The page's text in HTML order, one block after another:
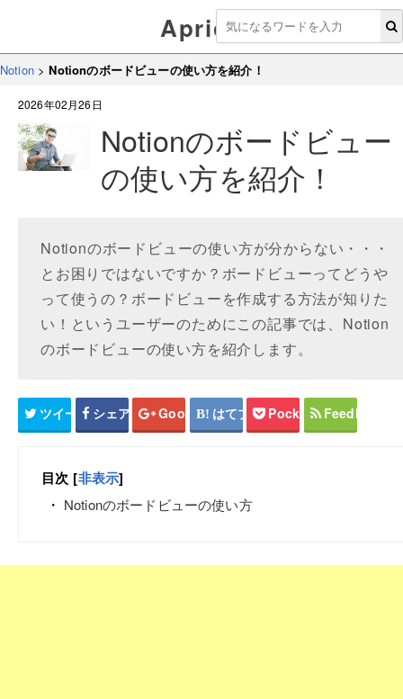
Aprico
Notion>Notionのボードビューの使い方を紹介！
2026年02月26日
Notionのボードビュー
の使い方を紹介！
Notionのボードビューの使い方が分からない・・・
とお困りではないですか？ボードビューってどうや
って使うの？ボードビューを作成する方法が知りた
い！というユーザーのためにこの記事では、Notion
のボードビューの使い方を紹介します。
ツイート シェア Google+ はてブ Pocket Feedly
目次 [非表示]
Notionのボードビューの使い方